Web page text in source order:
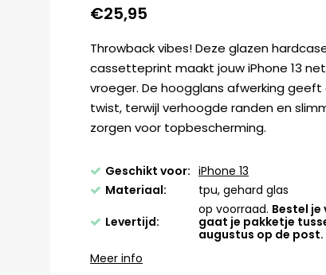
€25,95
Throwback vibes! Deze glazen
cassetteprint maakt jouw iPhone 13
vroeger. De hoogglans afwerking
twist, terwijl verhoogde randen en
zorgen voor topbescherming.
Geschikt voor: iPhone 13
Materiaal:
tpu, gehard glas
Levertijd:
op voorraad. Bestel
gaat je pakketje
augustus op de post.
Meer info